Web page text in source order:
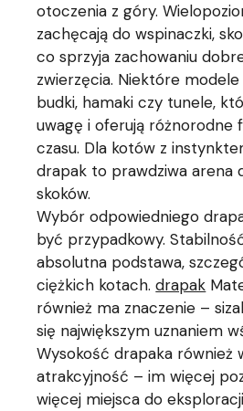
otoczenia z góry.
zachęcają do wspinaczki,
co sprzyja zachowaniu
zwierzęcia. Niektóre
budki, hamaki czy tunele,
uwagę i oferują różnorodne
czasu. Dla kotów z
drapak to prawdziwa arena
skoków.
Wybór odpowiedniego
być przypadkowy.
absolutna podstawa,
ciężkich kotach.drapak
również ma znaczenie –
się największym uznaniem
Wysokość drapaka również
atrakcyjność – im więcej
więcej miejsca do